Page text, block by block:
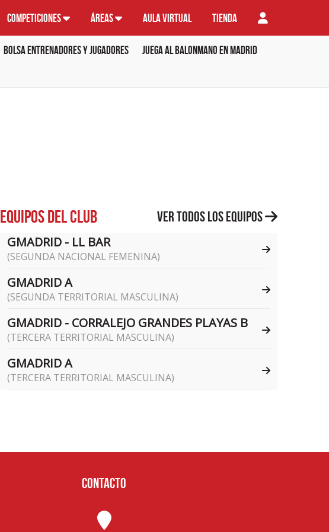
Competiciones Áreas Aula virtual Tienda
Bolsa Entrenadores y Jugadores
Juega al balonmano en Madrid
Equipos del Club Ver todos los equipos
GMADRID - LL BAR
(SEGUNDA NACIONAL FEMENINA)
GMADRID A
(SEGUNDA TERRITORIAL MASCULINA)
GMADRID - CORRALEJO GRANDES PLAYAS B
(TERCERA TERRITORIAL MASCULINA)
GMADRID A
(TERCERA TERRITORIAL MASCULINA)
Contacto